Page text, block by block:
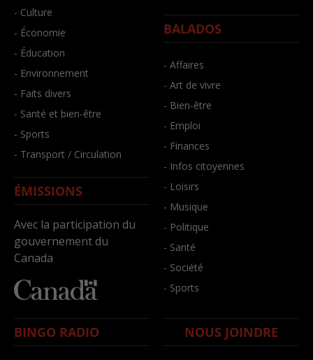
- Culture
- Économie
- Éducation
- Environnement
- Faits divers
- Santé et bien-être
- Sports
- Transport / Circulation
ÉMISSIONS
Avec la participation du
gouvernement du
Canada
BALADOS
- Affaires
- Art de vivre
- Bien-être
- Emploi
- Finances
- Infos citoyennes
- Loisirs
- Musique
- Politique
- Santé
- Société
- Sports
BINGO RADIO NOUS JOINDRE